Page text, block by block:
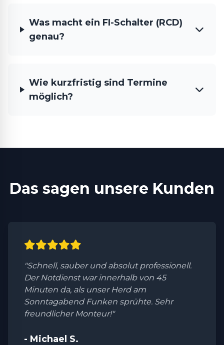
Was macht ein FI-Schalter (RCD)
genau?
Wie kurzfristig sind Termine
möglich?
Das sagen unsere Kunden
"Schnell, sauber und absolut professionell.
Der Notdienst war innerhalb von 45
Minuten da, als unser Herd am
Sonntagabend Funken sprühte. Sehr
freundlicher Monteur!"
- Michael S.